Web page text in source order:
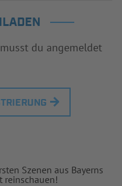
du angemeldet
Szenen aus Bayerns
reinschauen!